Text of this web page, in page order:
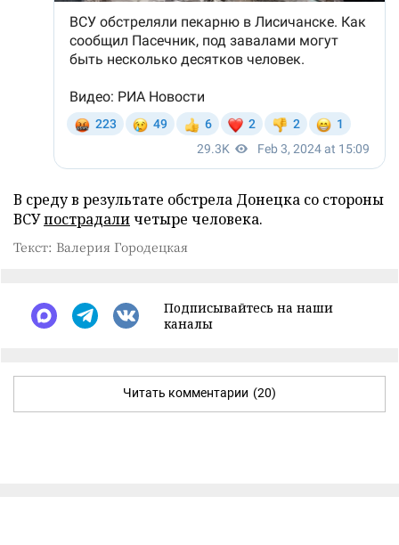
В среду в результате обстрела Донецка со стороны
ВСУпострадаличетыре человека.
Текст: Валерия Городецкая
Подписывайтесь на наши
каналы
Читать комментарии (20)